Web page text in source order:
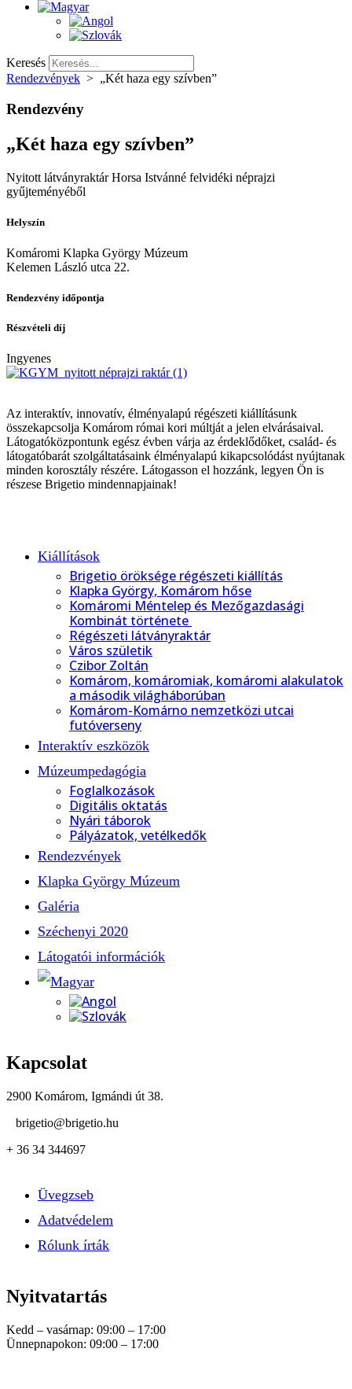
Keresés
Rendezvények > „Két haza egy szívben”
Rendezvény
„Két haza egy szívben”
Nyitott látványraktár Horsa Istvánné felvidéki néprajzi
gyűjteményéből
Helyszín
Komáromi Klapka György Múzeum
Kelemen László utca 22.
Rendezvény időpontja
Részvételi díj
Ingyenes
Az interaktív, innovatív, élményalapú régészeti kiállításunk
összekapcsolja Komárom római kori múltját a jelen elvárásaival.
Látogatóközpontunk egész évben várja az érdeklődőket, család- és
látogatóbarát szolgáltatásaink élményalapú kikapcsolódást nyújtanak
minden korosztály részére. Látogasson el hozzánk, legyen Ön is
részese Brigetio mindennapjainak!
Kiállítások
Brigetio öröksége régészeti kiállítás
Klapka György, Komárom hőse
Komáromi Méntelep és Mezőgazdasági
Kombinát története
Régészeti látványraktár
Város születik
Czibor Zoltán
Komárom, komáromiak, komáromi alakulatok
a második világháborúban
Komárom-Komárno nemzetközi utcai
futóverseny
Interaktív eszközök
Múzeumpedagógia
Foglalkozások
Digitális oktatás
Nyári táborok
Pályázatok, vetélkedők
Rendezvények
Klapka György Múzeum
Galéria
Széchenyi 2020
Látogatói információk
Kapcsolat
2900 Komárom, Igmándi út 38.
brigetio@brigetio.hu
+ 36 34 344697
Üvegzseb
Adatvédelem
Rólunk írták
Nyitvatartás
Kedd – vasárnap: 09:00 – 17:00
Ünnepnapokon: 09:00 – 17:00